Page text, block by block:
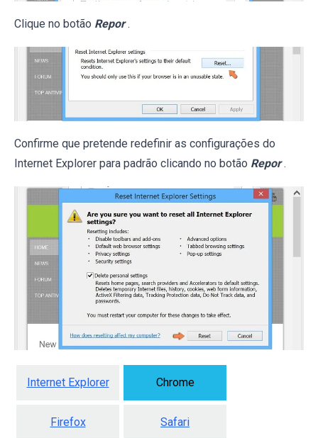
Clique no botão Repor .
Confirme que pretende redefinir as configurações do
Internet Explorer para padrão clicando no botão Repor .
Internet Explorer Chrome
Firefox Safari